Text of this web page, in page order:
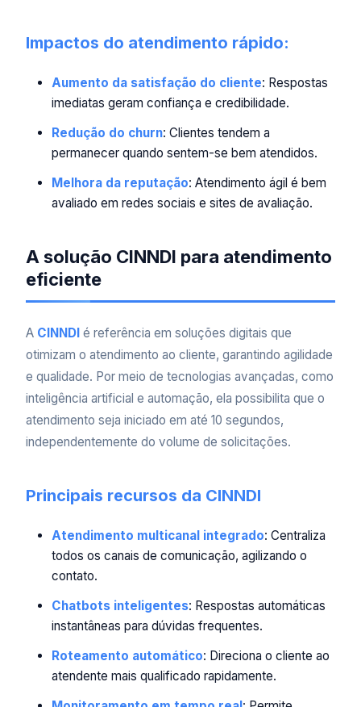
Impactos do atendimento rápido:
Aumento da satisfação do cliente: Respostas
imediatas geram confiança e credibilidade.
Redução do churn: Clientes tendem a
permanecer quando sentem-se bem atendidos.
Melhora da reputação: Atendimento ágil é bem
avaliado em redes sociais e sites de avaliação.
A solução CINNDI para atendimento
eficiente
A CINNDI é referência em soluções digitais que
otimizam o atendimento ao cliente, garantindo agilidade
e qualidade. Por meio de tecnologias avançadas, como
inteligência artificial e automação, ela possibilita que o
atendimento seja iniciado em até 10 segundos,
independentemente do volume de solicitações.
Principais recursos da CINNDI
Atendimento multicanal integrado: Centraliza
todos os canais de comunicação, agilizando o
contato.
Chatbots inteligentes: Respostas automáticas
instantâneas para dúvidas frequentes.
Roteamento automático: Direciona o cliente ao
atendente mais qualificado rapidamente.